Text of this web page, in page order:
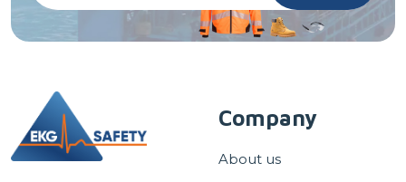
Company
About us